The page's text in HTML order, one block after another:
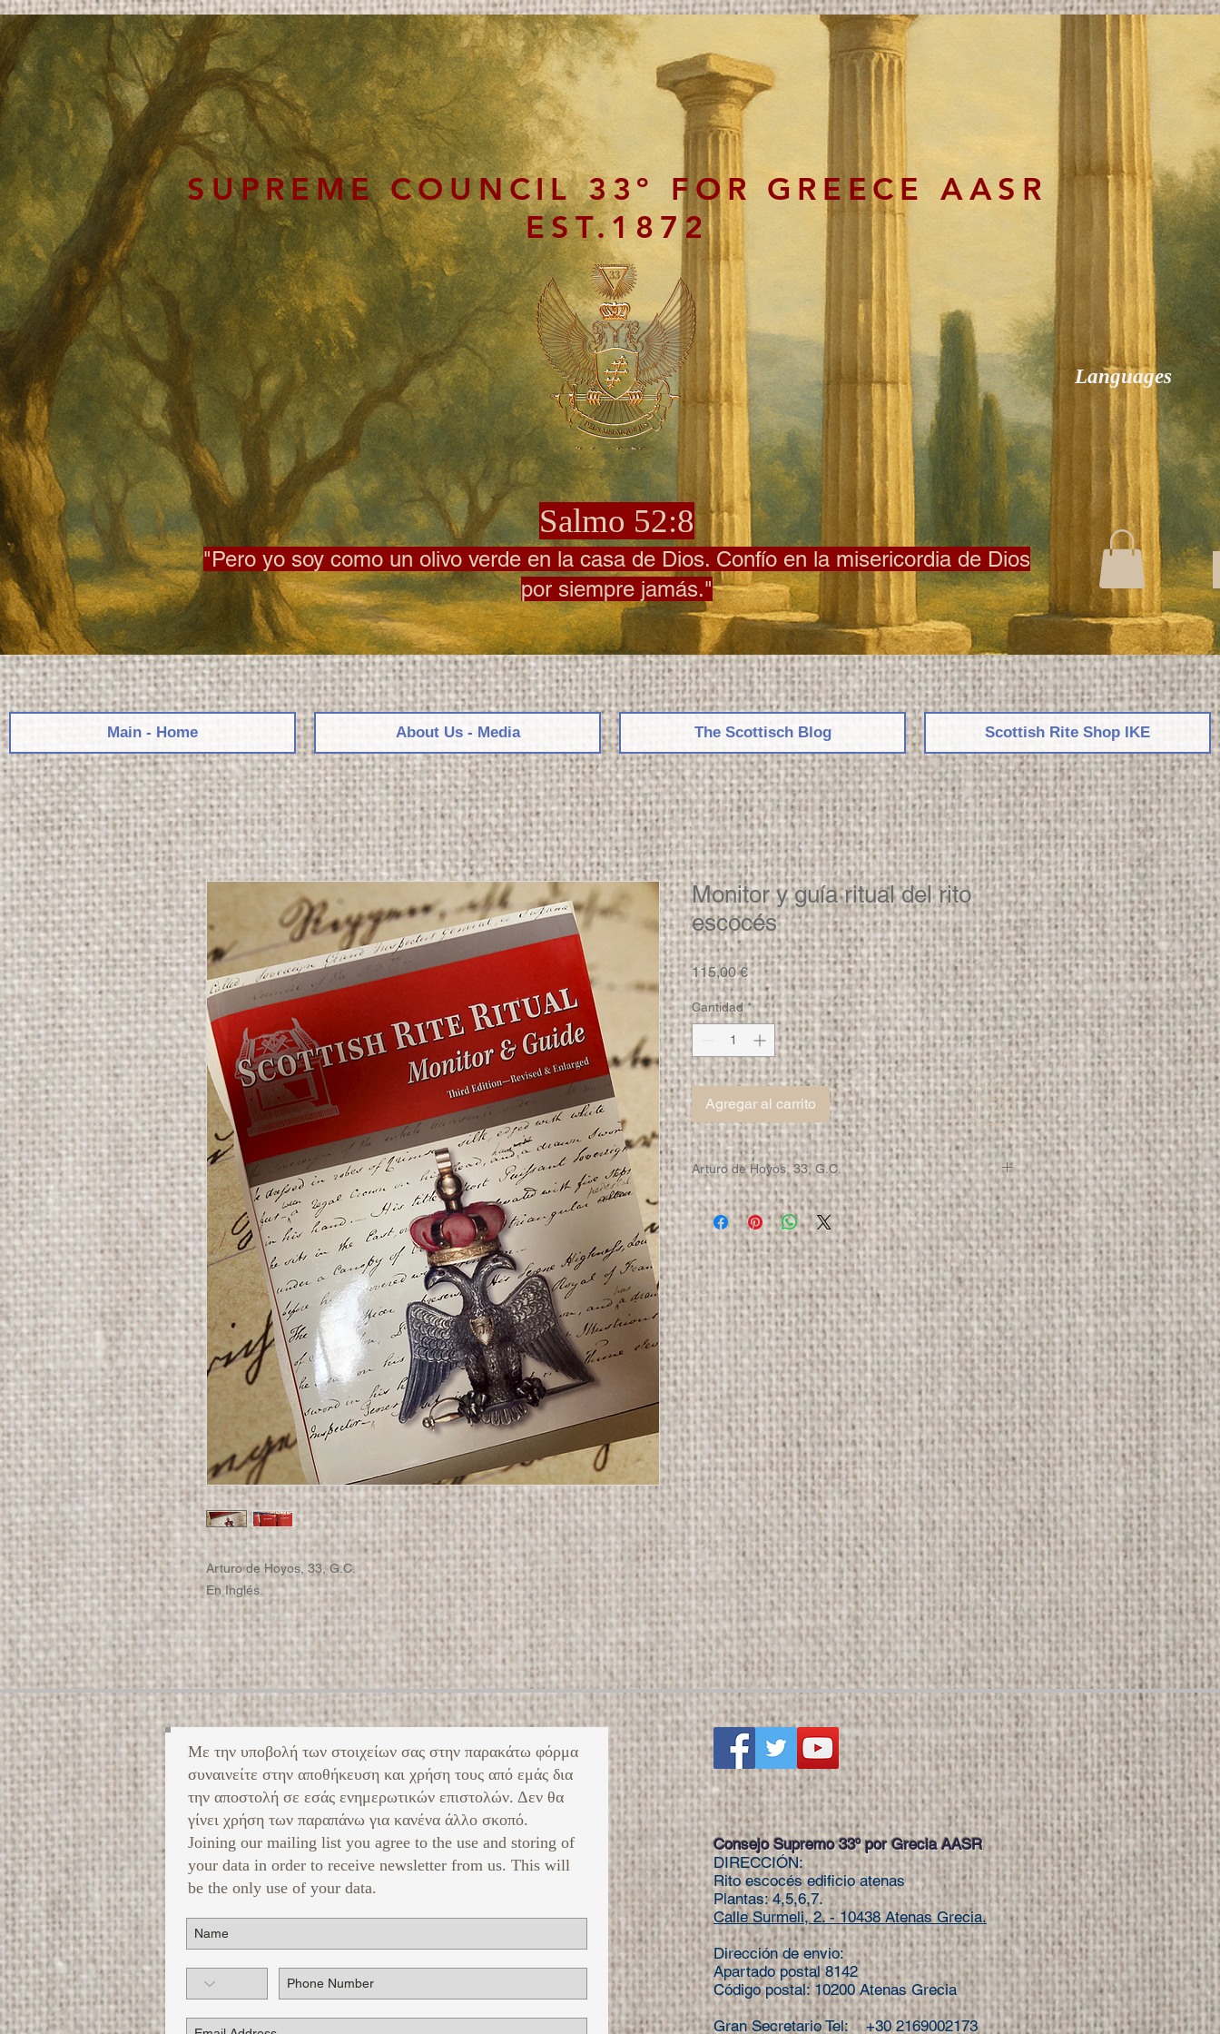
SUPREME COUNCIL 33º FOR GREECE AASR
EST.1872
Salmo 52:8
"Pero yo soy como un olivo verde en la casa de Dios. Confío en la misericordia de Dios
por siempre jamás."
Languages
Main - Home About Us - Media The Scottisch Blog Scottish Rite Shop ΙΚΕ
Arturo de Hoyos, 33, G.C.
En Inglés.
Monitor y guía ritual del rito
escocés
115,00 €Precio
Cantidad *
Agregar al carrito
Arturo de Hoyos, 33, G.C.
Με την υποβολή των στοιχείων σας στην παρακάτω φόρμα
συναινείτε στην αποθήκευση και χρήση τους από εμάς δια
την αποστολή σε εσάς ενημερωτικών επιστολών. Δεν θα
γίνει χρήση των παραπάνω για κανένα άλλο σκοπό. ​
Joining our mailing list you agree to the use and storing of
your data in order to receive newsletter from us. This will
be the only use of your data.
Consejo Supremo 33º por Grecia AASR
DIRECCIÓN:
Rito escocés edificio atenas
Plantas: 4,5,6,7.
Calle Surmeli, 2.- 10438 Atenas Grecia.
Dirección de envio:
Apartado postal 8142
Código postal: 10200 Atenas Grecia
Gran Secretario Tel: +30 2169002173